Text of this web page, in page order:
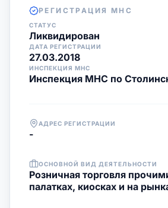
РЕГИСТРАЦИЯ МНС
СТАТУС
Ликвидирован
ДАТА РЕГИСТРАЦИИ
27.03.2018
ИНСПЕКЦИЯ МНС
Инспекция МНС по
АДРЕС РЕГИСТРАЦИИ
-
ОСНОВНОЙ ВИД ДЕЯТЕЛЬНОСТИ
Розничная торговля
палатках, киосках и на